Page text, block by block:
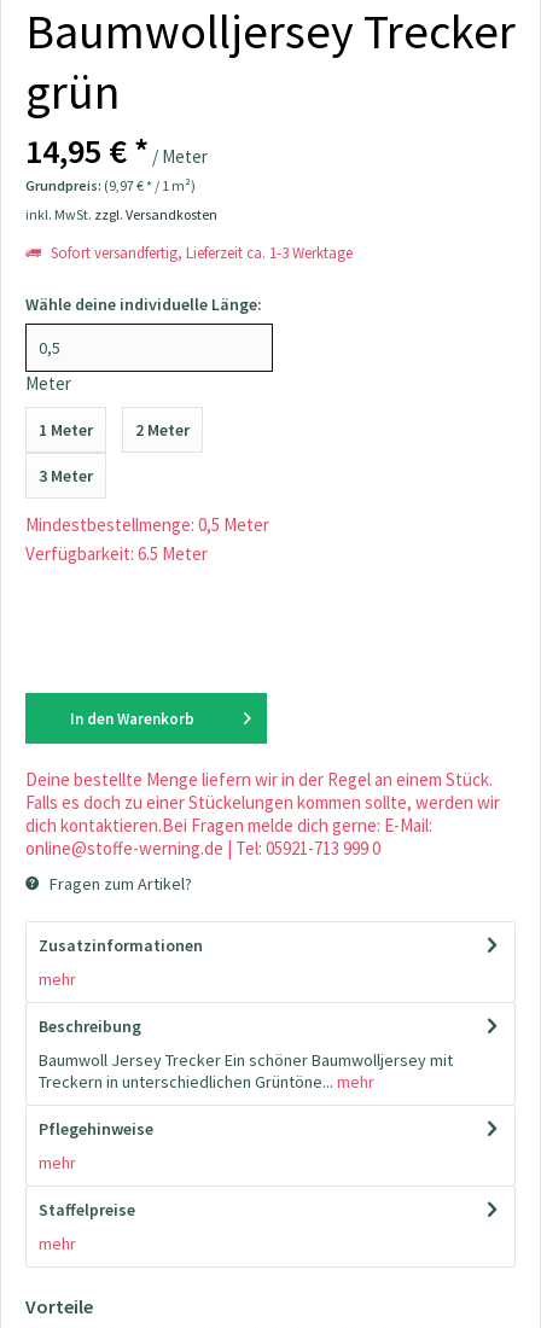
Baumwolljersey Trecker
grün
14,95 € * / Meter
Grundpreis: (9,97 € * / 1 m²)
inkl. MwSt. zzgl. Versandkosten
Sofort versandfertig, Lieferzeit ca. 1-3 Werktage
Wähle deine individuelle Länge:
Meter
1 Meter 2 Meter
3 Meter
Mindestbestellmenge: 0,5 Meter
Verfügbarkeit: 6.5 Meter
In den Warenkorb
Deine bestellte Menge liefern wir in der Regel an einem Stück.
Falls es doch zu einer Stückelungen kommen sollte, werden wir
dich kontaktieren.Bei Fragen melde dich gerne: E-Mail:
online@stoffe-werning.de | Tel: 05921-713 999 0
Fragen zum Artikel?
Zusatzinformationen
mehr
Beschreibung
Baumwoll Jersey Trecker Ein schöner Baumwolljersey mit
Treckern in unterschiedlichen Grüntöne... mehr
Pflegehinweise
mehr
Staffelpreise
mehr
Vorteile